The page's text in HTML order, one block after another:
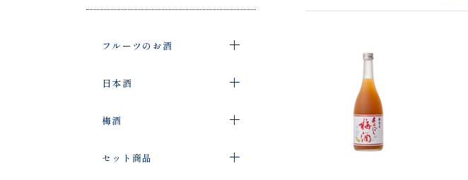
フルーツのお酒
日本酒
梅酒
セット商品